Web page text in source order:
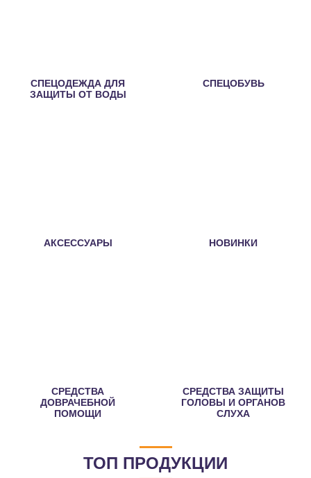
СПЕЦОДЕЖДА ДЛЯ
ЗАЩИТЫ ОТ ВОДЫ
СПЕЦОБУВЬ
АКСЕССУАРЫ НОВИНКИ
СРЕДСТВА
ДОВРАЧЕБНОЙ
ПОМОЩИ
СРЕДСТВА ЗАЩИТЫ
ГОЛОВЫ И ОРГАНОВ
СЛУХА
ТОП ПРОДУКЦИИ